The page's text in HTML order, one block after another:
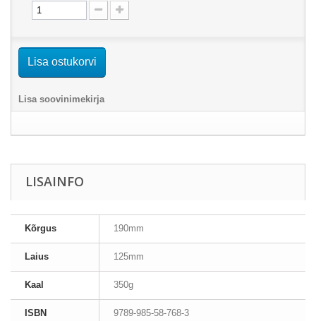
Lisa ostukorvi
Lisa soovinimekirja
LISAINFO
Kõrgus 190mm
Laius 125mm
Kaal 350g
ISBN 9789-985-58-768-3